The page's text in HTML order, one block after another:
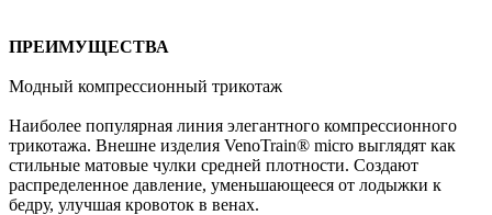
ПРЕИМУЩЕСТВА
Модный компрессионный трикотаж
Наиболее популярная линия элегантного компрессионного
трикотажа. Внешне изделия VenoTrain® micro выглядят как
стильные матовые чулки средней плотности. Создают
распределенное давление, уменьшающееся от лодыжки к
бедру, улучшая кровоток в венах.